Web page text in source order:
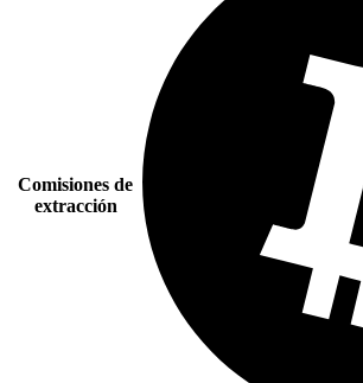
Comisiones de
extracción